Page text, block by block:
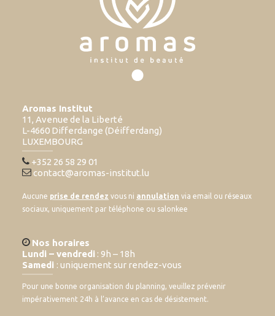
Aromas Institut
11, Avenue de la Liberté
L-4660 Differdange (Déifferdang)
LUXEMBOURG
+352 26 58 29 01
contact@aromas-institut.lu
Aucune prise de rendez vous ni annulation via email ou réseaux
sociaux, uniquement par téléphone ou salonkee
Nos horaires
Lundi – vendredi : 9h – 18h
Samedi : uniquement sur rendez-vous
Pour une bonne organisation du planning, veuillez prévenir
impérativement 24h à l’avance en cas de désistement.